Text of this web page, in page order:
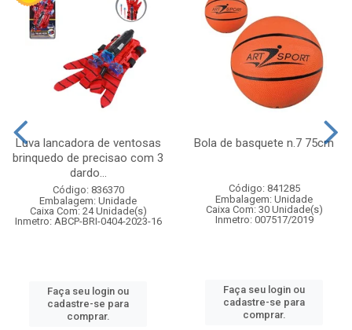
Luva lancadora de ventosas
brinquedo de precisao com 3
dardo...
Código: 836370
Embalagem: Unidade
Caixa Com: 24 Unidade(s)
Inmetro: ABCP-BRI-0404-2023-16
Faça seu login ou
cadastre-se para
comprar.
Bola de basquete n.7 75cm
Código: 841285
Embalagem: Unidade
Caixa Com: 30 Unidade(s)
Inmetro: 007517/2019
Faça seu login ou
cadastre-se para
comprar.